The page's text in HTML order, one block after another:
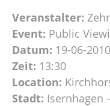
Veranstalter:
Event: Public
Datum: 19-06-2010
Zeit: 13:30
Location:
Stadt: Isernhagen